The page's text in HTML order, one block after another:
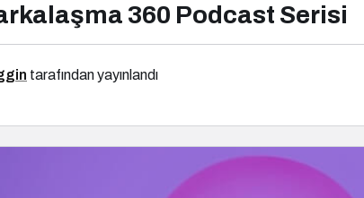
360 Podcast Serisi
tarafından yayınlandı